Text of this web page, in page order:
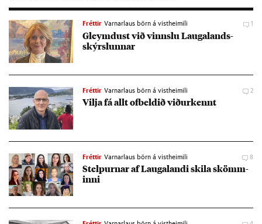
Fréttir Varnarlaus börn á vistheimili 1
Gleymd­ust við vinnslu Lauga­lands­
skýrsl­unn­ar
Fréttir Varnarlaus börn á vistheimili 2
Vilja fá allt of­beld­ið við­ur­kennt
Fréttir Varnarlaus börn á vistheimili 8
Stelp­urn­ar af Laugalandi skila skömm­
inni